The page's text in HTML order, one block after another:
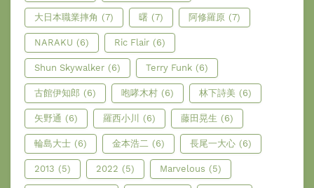
大日本職業摔角 (7) 曙 (7) 阿修羅原 (7)
NARAKU (6) Ric Flair (6)
Shun Skywalker (6) Terry Funk (6)
古館伊知郎 (6) 咆哮木村 (6) 林下詩美 (6)
矢野通 (6) 羅西小川 (6) 藤田晃生 (6)
輪島大士 (6) 金本浩二 (6) 長尾一大心 (6)
2013 (5) 2022 (5) Marvelous (5)